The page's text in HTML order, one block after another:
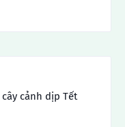
cảnh dịp Tết